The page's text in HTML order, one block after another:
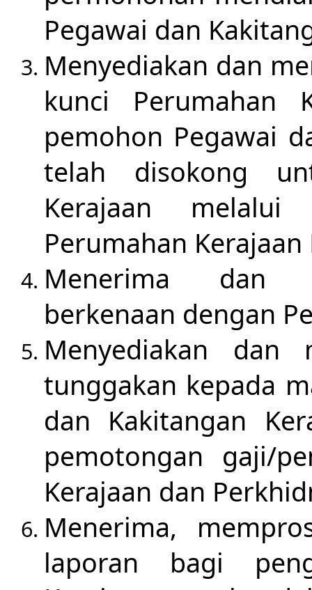
Pegawai dan
Menyediakan dan
kunci Perumahan
pemohon Pegawai
telah disokong
Kerajaan melalui
Perumahan
Menerima dan
berkenaan dengan
Menyediakan dan
tunggakan kepada
dan Kakitangan
pemotongan gaji/
Kerajaan dan
Menerima,
laporan bagi